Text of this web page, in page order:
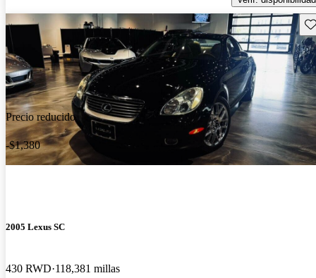
Precio reducido
-$1,380
2005 Lexus SC
430 RWD 118,381 millas